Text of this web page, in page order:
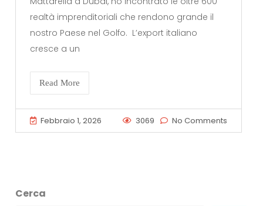
realtà imprenditoriali che rendono grande il
nostro Paese nel Golfo. L’export italiano
cresce a un
Read More
Febbraio 1, 2026 3069 No Comments
Cerca